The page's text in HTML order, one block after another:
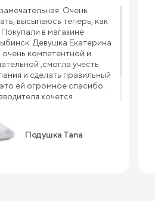
Очень
высыпаюсь теперь, как
в магазине
Девушка Екатерина
очень компетентной и
,смогла учесть
и сделать правильный
ей огромное спасибо.
хочется
Подушка Tana